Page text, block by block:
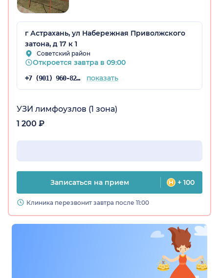
г Астрахань, ул Набережная Приволжского
затона, д 17 к 1
Советский район
Откроется завтра в 09:00
+7 (901) 960-82-53 показать
УЗИ лимфоузлов (1 зона)
1 200 ₽
Записаться на прием + 100
Клиника перезвонит завтра после 11:00